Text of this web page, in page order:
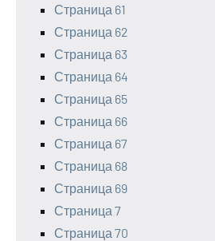
Страница 61
Страница 62
Страница 63
Страница 64
Страница 65
Страница 66
Страница 67
Страница 68
Страница 69
Страница 7
Страница 70